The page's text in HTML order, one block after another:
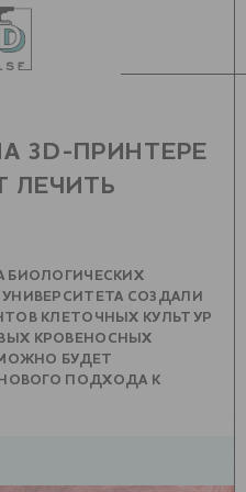
3D-ПРИНТЕРЕ
ЛЕЧИТЬ
БИОЛОГИЧЕСКИХ
СОЗДАЛИ
КЛЕТОЧНЫХ КУЛЬТУР
КРОВЕНОСНЫХ
БУДЕТ
НОВОГО ПОДХОДА К